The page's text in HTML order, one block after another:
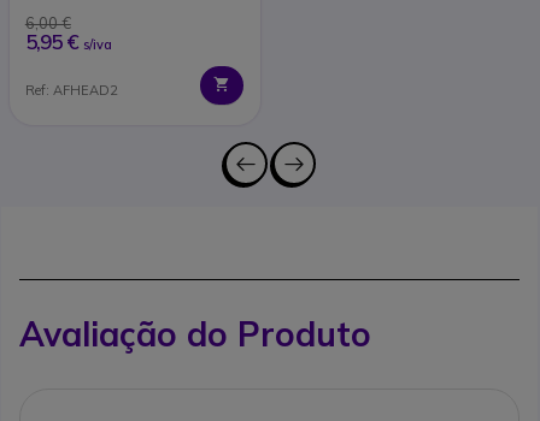
6,00 €
5,95 € s/iva
Ref: AFHEAD2
Avaliação do Produto